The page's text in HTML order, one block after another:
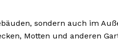
sondern auch im
Motten und anderen